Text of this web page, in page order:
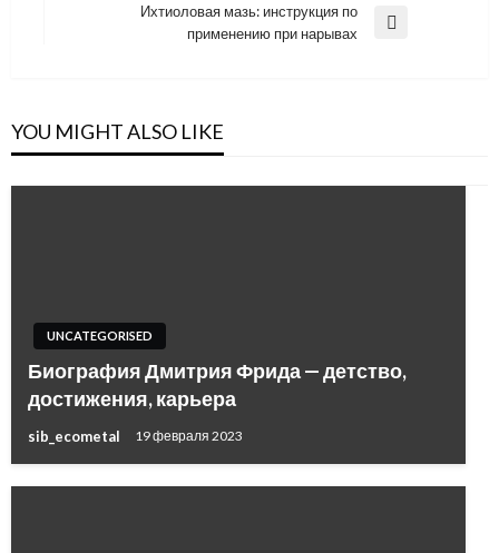
Ихтиоловая мазь: инструкция по
применению при нарывах
YOU MIGHT ALSO LIKE
UNCATEGORISED
Биография Дмитрия Фрида — детство,
достижения, карьера
sib_ecometal 19 февраля 2023